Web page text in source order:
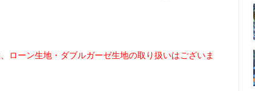
ローン生地・ダブルガーゼ生地の取り扱いはございま